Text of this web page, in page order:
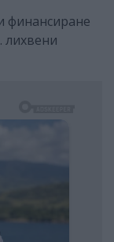
финансиране
лихвени